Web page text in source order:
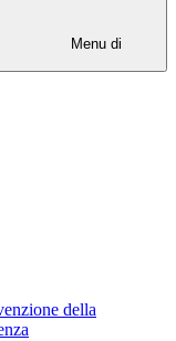
Menu di
della